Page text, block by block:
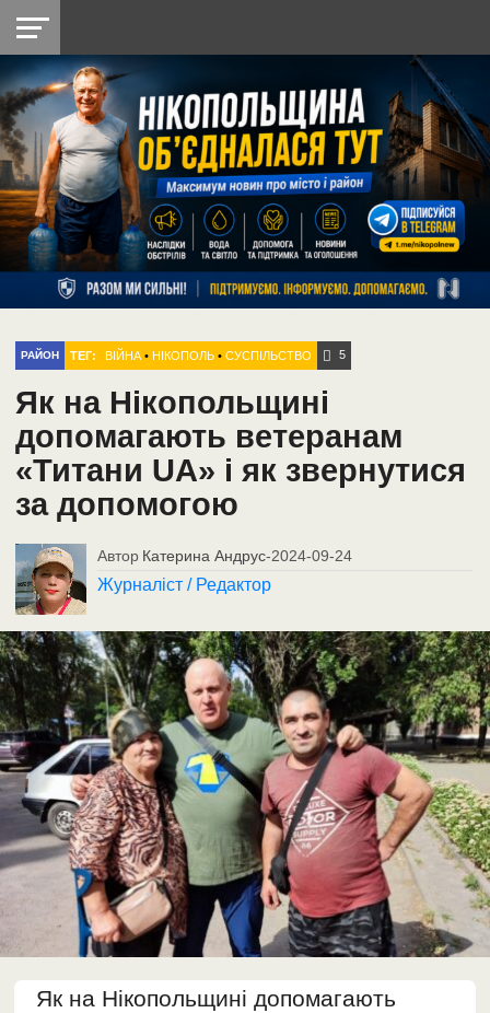
НІКОПОЛЬ
РАЙОН
СІЧЕСЛАВСЬКА
УКРАЇНА
РЕТРО
НІКОПОЛЬ
ЛАЙТ
УКРАЇНА
ДОПОМОГА
РАДІО
РАЙОН ТЕГ: ВІЙНА •НІКОПОЛЬ •СУСПІЛЬСТВО 5
Як на Нікопольщині
допомагають ветеранам
«Титани UA» і як звернутися
за допомогою
Автор Катерина Андрус-2024-09-24
Журналіст / Редактор
Як на Нікопольщині допомагають